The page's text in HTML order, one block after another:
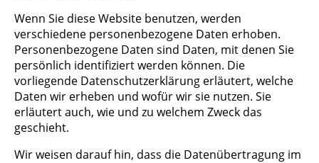
Wenn Sie diese Website benutzen, werden
verschiedene personenbezogene Daten erhoben.
Personenbezogene Daten sind Daten, mit denen Sie
persönlich identifiziert werden können. Die
vorliegende Datenschutzerklärung erläutert, welche
Daten wir erheben und wofür wir sie nutzen. Sie
erläutert auch, wie und zu welchem Zweck das
geschieht.
Wir weisen darauf hin, dass die Datenübertragung im